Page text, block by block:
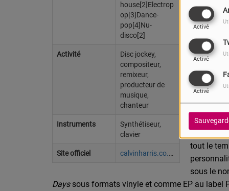
Activé
Activé
Activé
house[2]Electrop
op[3]Dance-
pop[4]Nu-
disco[2]
Activité
Disc jockey,
compositeur,
remixeur,
producteur de
musique,
chanteur
Instruments
Synthétiseur,
clavier
Site officiel calvinharris.co.uk
années
Débuts
Calvin
la
interview
tout le
sous le
Dayssous formats vinyle et comme EP au label